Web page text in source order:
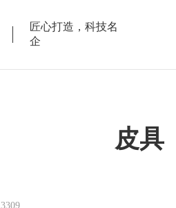
匠心打造，科技名
企
皮具
3309